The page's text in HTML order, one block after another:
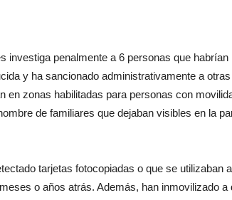
investiga penalmente a 6 personas que
y ha sancionado administrativamente a
en zonas habilitadas para personas con
de familiares que dejaban visibles en la
tarjetas fotocopiadas o que se utilizaban
o años atrás. Además, han inmovilizado